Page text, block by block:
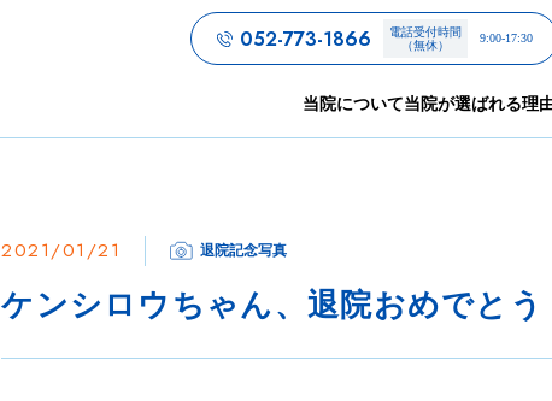
052-773-1866
電話受付時間
（無休）
9:00-17:30
当院について当院が選ばれる理
2021/01/21 退院記念写真
ケンシロウちゃん、退院おめでとう